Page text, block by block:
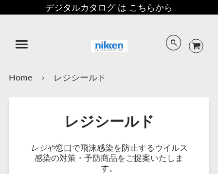
デジタルカタログ は こちらから
Home › レジシールド
レジシールド
レジや窓口で飛沫感染を防止するウイルス
感染の対策・予防商品をご提案いたしま
す。